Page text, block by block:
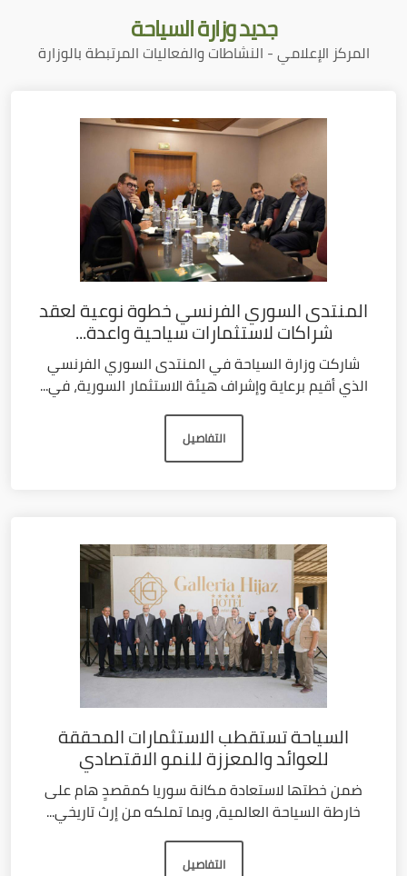
جديدوزارة السياحة
المركز الإعلامي - النشاطات والفعاليات المرتبطة بالوزارة
المنتدى السوري الفرنسي خطوة نوعية لعقد
شراكات لاستثمارات سياحية واعدة...
شاركت وزارة السياحة في المنتدى السوري الفرنسي
الذي أقيم برعاية وإشراف هيئة الاستثمار السورية، في...
التفاصيل
السياحة تستقطب الاستثمارات المحققة
للعوائد والمعززة للنمو الاقتصادي
ضمن خطتها لاستعادة مكانة سوريا كمقصدٍ هام على
خارطة السياحة العالمية، وبما تملكه من إرث تاريخي...
التفاصيل